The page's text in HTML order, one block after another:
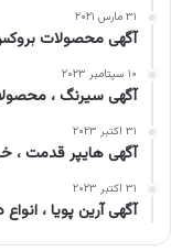
۳۱ مارس ۲۰۲۱
آگهی محصولات
۱۰ سپتامبر ۲۰۲۳
آگهی سیرنگ ،
۳۱ اکتبر ۲۰۲۳
آگهی هایپر قدمت ،
۳۱ اکتبر ۲۰۲۳
آگهی آرین پویا ،